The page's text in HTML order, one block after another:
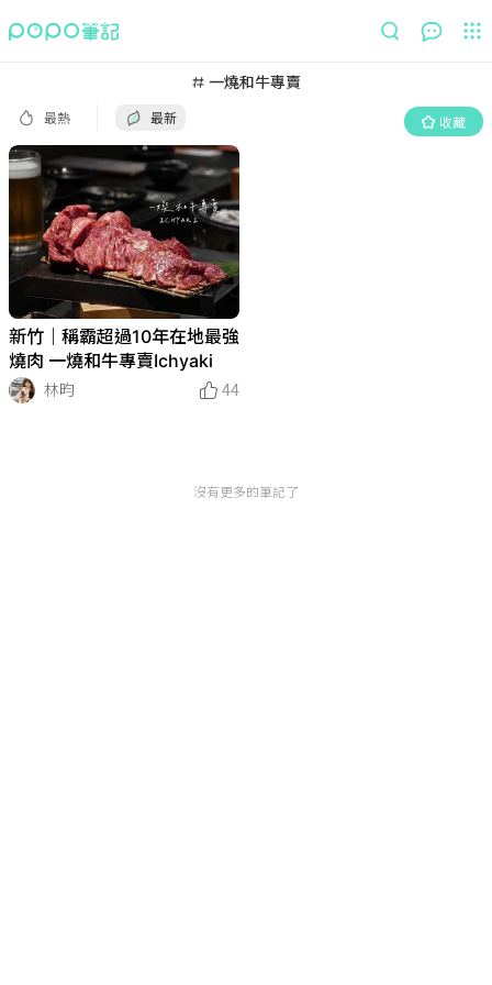
一燒和牛專賣
最熱 最新 收藏
收藏
新竹｜稱霸超過10年在地最強
燒肉 一燒和牛專賣Ichyaki
林昀
44
沒有更多的筆記了